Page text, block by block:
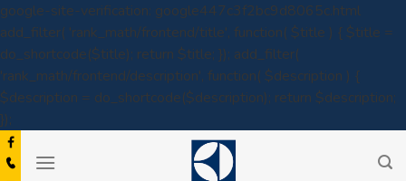
google-site-verification: google447c3f2bc9d8065c.html
add_filter( 'rank_math/frontend/title', function( $title ) { $title =
do_shortcode($title); return $title; }); add_filter(
'rank_math/frontend/description', function( $description ) {
$description = do_shortcode($description); return $description;
});
to
content